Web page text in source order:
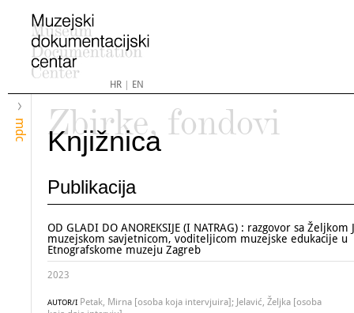
HR| EN
mdc
Zbirke, fondovi
Knjižnica
Publikacija
OD GLADI DO ANOREKSIJE (I NATRAG) : razgovor sa Željkom
muzejskom savjetnicom, voditeljicom muzejske edukacije u
Etnografskome muzeju Zagreb
2023
AUTOR/I Petak, Mirna [osoba koja intervjuira]; Jelavić, Željka [osoba